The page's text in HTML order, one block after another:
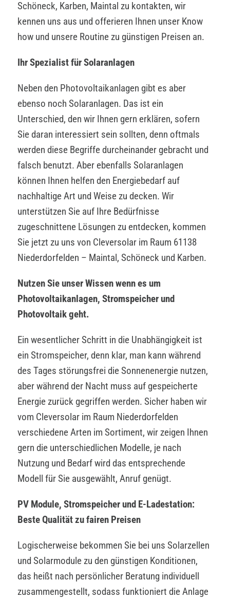
Schöneck, Karben, Maintal zu kontakten, wir
kennen uns aus und offerieren Ihnen unser Know
how und unsere Routine zu günstigen Preisen an.
Ihr Spezialist für Solaranlagen
Neben den Photovoltaikanlagen gibt es aber
ebenso noch Solaranlagen. Das ist ein
Unterschied, den wir Ihnen gern erklären, sofern
Sie daran interessiert sein sollten, denn oftmals
werden diese Begriffe durcheinander gebracht und
falsch benutzt. Aber ebenfalls Solaranlagen
können Ihnen helfen den Energiebedarf auf
nachhaltige Art und Weise zu decken. Wir
unterstützen Sie auf Ihre Bedürfnisse
zugeschnittene Lösungen zu entdecken, kommen
Sie jetzt zu uns von Cleversolar im Raum 61138
Niederdorfelden – Maintal, Schöneck und Karben.
Nutzen Sie unser Wissen wenn es um
Photovoltaikanlagen, Stromspeicher und
Photovoltaik geht.
Ein wesentlicher Schritt in die Unabhängigkeit ist
ein Stromspeicher, denn klar, man kann während
des Tages störungsfrei die Sonnenenergie nutzen,
aber während der Nacht muss auf gespeicherte
Energie zurück gegriffen werden. Sicher haben wir
vom Cleversolar im Raum Niederdorfelden
verschiedene Arten im Sortiment, wir zeigen Ihnen
gern die unterschiedlichen Modelle, je nach
Nutzung und Bedarf wird das entsprechende
Modell für Sie ausgewählt, Anruf genügt.
PV Module, Stromspeicher und E-Ladestation:
Beste Qualität zu fairen Preisen
Logischerweise bekommen Sie bei uns Solarzellen
und Solarmodule zu den günstigen Konditionen,
das heißt nach persönlicher Beratung individuell
zusammengestellt, sodass funktioniert die Anlage